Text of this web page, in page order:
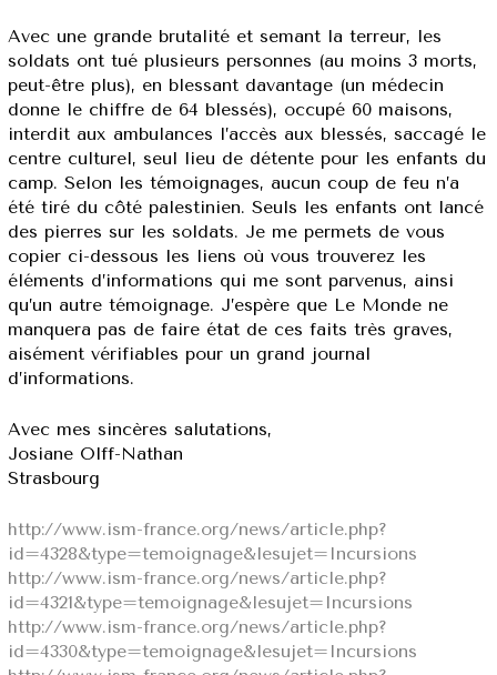
Avec une grande brutalité et semant la terreur, les
soldats ont tué plusieurs personnes (au moins 3 morts,
peut-être plus), en blessant davantage (un médecin
donne le chiffre de 64 blessés), occupé 60 maisons,
interdit aux ambulances l’accès aux blessés, saccagé le
centre culturel, seul lieu de détente pour les enfants du
camp. Selon les témoignages, aucun coup de feu n’a
été tiré du côté palestinien. Seuls les enfants ont lancé
des pierres sur les soldats. Je me permets de vous
copier ci-dessous les liens où vous trouverez les
éléments d’informations qui me sont parvenus, ainsi
qu’un autre témoignage. J’espère que Le Monde ne
manquera pas de faire état de ces faits très graves,
aisément vérifiables pour un grand journal
d’informations.
Avec mes sincères salutations,
Josiane Olff-Nathan
Strasbourg
http://www.ism-france.org/news/article.php?
id=4328&type=temoignage&lesujet=Incursions
http://www.ism-france.org/news/article.php?
id=4321&type=temoignage&lesujet=Incursions
http://www.ism-france.org/news/article.php?
id=4330&type=temoignage&lesujet=Incursions